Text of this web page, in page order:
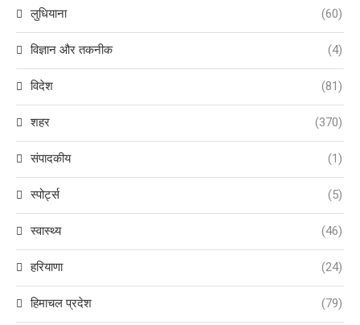
लुधियाना (60)
विज्ञान और तकनीक (4)
विदेश (81)
शहर (370)
संपादकीय (1)
स्पोर्ट्स (5)
स्वास्थ्य (46)
हरियाणा (24)
हिमाचल प्रदेश (79)